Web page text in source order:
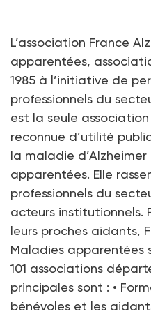
L’association France
apparentées,
1985 à l’initiative de
professionnels du
est la seule
reconnue d’utilité
la maladie
apparentées. Elle
professionnels du
acteurs institutionnels.
leurs proches aidants,
Maladies apparentées
101 associations
principales sont : •
bénévoles et les